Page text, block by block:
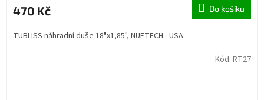
470 Kč Do košíku
TUBLISS náhradní duše 18"x1,85", NUETECH - USA
Kód: RT27